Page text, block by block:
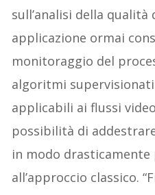
sull’analisi della
applicazione ormai
monitoraggio del
algoritmi
applicabili ai flussi
possibilità di
in modo
all’approccio classico.